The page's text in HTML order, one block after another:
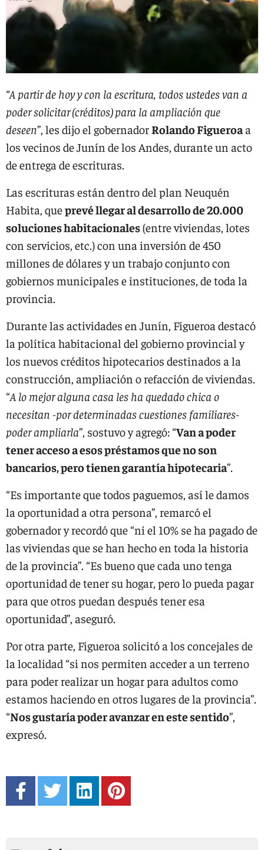
“A partir de hoy y con la escritura, todos ustedes van a
poder solicitar (créditos) para la ampliación que
deseen”, les dijo el gobernadorRolando Figueroaa
los vecinos de Junín de los Andes, durante un acto
de entrega de escrituras.
Las escrituras están dentro del plan Neuquén
Habita, queprevé llegar al desarrollo de 20.000
soluciones habitacionales(entre viviendas, lotes
con servicios, etc.) con una inversión de 450
millones de dólares y un trabajo conjunto con
gobiernos municipales e instituciones, de toda la
provincia.
Durante las actividades en Junín, Figueroa destacó
la política habitacional del gobierno provincial y
los nuevos créditos hipotecarios destinados a la
construcción, ampliación o refacción de viviendas.
“A lo mejor alguna casa les ha quedado chica o
necesitan -por determinadas cuestiones familiares-
poder ampliarla”, sostuvo y agregó: “Van a poder
tener acceso a esos préstamos que no son
bancarios, pero tienen garantía hipotecaria”.
“Es importante que todos paguemos, así le damos
la oportunidad a otra persona”, remarcó el
gobernador y recordó que “ni el 10% se ha pagado de
las viviendas que se han hecho en toda la historia
de la provincia”. “Es bueno que cada uno tenga
oportunidad de tener su hogar, pero lo pueda pagar
para que otros puedan después tener esa
oportunidad”, aseguró.
Por otra parte, Figueroa solicitó a los concejales de
la localidad “si nos permiten acceder a un terreno
para poder realizar un hogar para adultos como
estamos haciendo en otros lugares de la provincia”.
“Nos gustaría poder avanzar en este sentido”,
expresó.